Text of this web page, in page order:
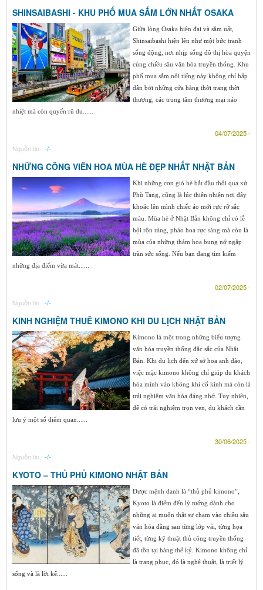
SHINSAIBASHI - KHU PHỐ MUA SẮM LỚN NHẤT OSAKA
Giữa lòng Osaka hiện đại và sầm uất,
Shinsaibashi hiện lên như một bức tranh
sống động, nơi nhịp sống đô thị hòa quyện
cùng chiều sâu văn hóa truyền thống. Khu
phố mua sắm nổi tiếng này không chỉ hấp
dẫn bởi những cửa hàng thời trang thời
thượng, các trung tâm thương mại náo
nhiệt mà còn quyến rũ du......
04/07/2025 -
Nguồn tin : -/-
NHỮNG CÔNG VIÊN HOA MÙA HÈ ĐẸP NHẤT NHẬT BẢN
Khi những cơn gió hè bắt đầu thổi qua xứ
Phù Tang, cũng là lúc thiên nhiên nơi đây
khoác lên mình chiếc áo mới rực rỡ sắc
màu. Mùa hè ở Nhật Bản không chỉ có lễ
hội rộn ràng, pháo hoa rực sáng mà còn là
mùa của những thảm hoa bung nở ngập
tràn sức sống. Nếu bạn đang tìm kiếm
những địa điểm vừa mát......
02/07/2025 -
Nguồn tin : -/-
KINH NGHIỆM THUÊ KIMONO KHI DU LỊCH NHẬT BẢN
Kimono là một trong những biểu tượng
văn hóa truyền thống đặc sắc của Nhật
Bản. Khi du lịch đến xứ sở hoa anh đào,
việc mặc kimono không chỉ giúp du khách
hòa mình vào không khí cổ kính mà còn là
trải nghiệm văn hóa đáng nhớ. Tuy nhiên,
để có trải nghiệm trọn vẹn, du khách cần
lưu ý một số điểm quan......
30/06/2025 -
Nguồn tin : -/-
KYOTO – THỦ PHỦ KIMONO NHẬT BẢN
Được mệnh danh là “thủ phủ kimono”,
Kyoto là điểm đến lý tưởng dành cho
những ai muốn thật sự chạm vào chiều sâu
văn hóa đằng sau từng lớp vải, từng họa
tiết, từng kỹ thuật thủ công truyền thống
đã tồn tại hàng thế kỷ. Kimono không chỉ
là trang phục, đó là nghệ thuật, là triết lý
sống và là lời kể......